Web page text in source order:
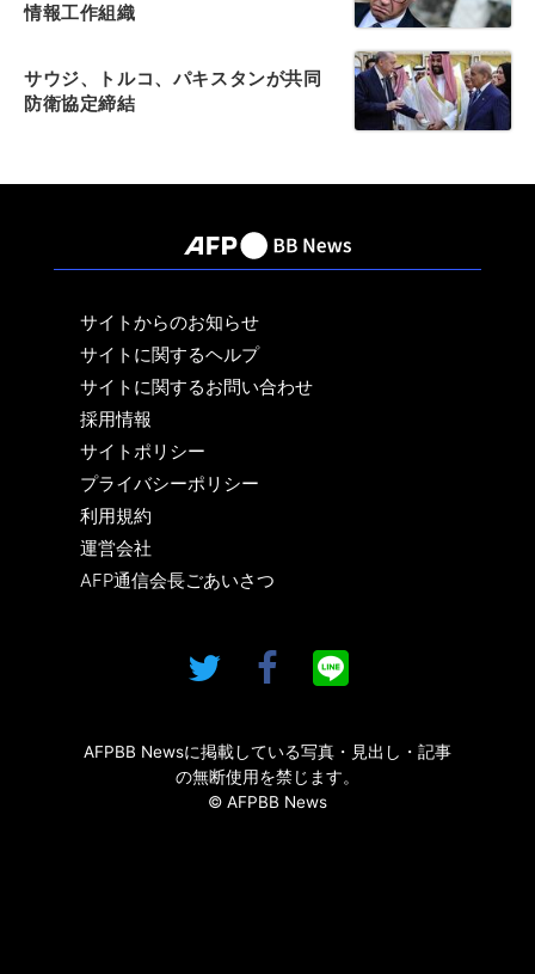
情報工作組織
サウジ、トルコ、パキスタンが共同
防衛協定締結
サイトからのお知らせ
サイトに関するヘルプ
サイトに関するお問い合わせ
採用情報
サイトポリシー
プライバシーポリシー
利用規約
運営会社
AFP通信会長ごあいさつ
AFPBB Newsに掲載している写真・見出し・記事
の無断使用を禁じます。
© AFPBB News